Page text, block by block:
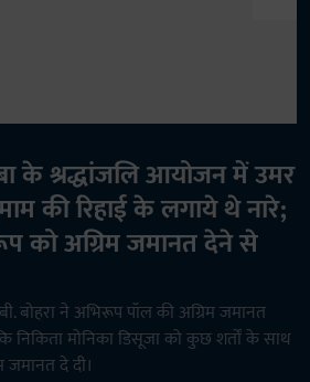
के श्रद्धांजलि आयोजन में उमर
की रिहाई के लगाये थे नारे;
को अग्रिम जमानत देने से
बी. बोहरा ने अभिरूप पॉल की अग्रिम जमानत
निकिता मोनिका डिसूजा को कुछ शर्तों के साथ
जमानत दे दी।